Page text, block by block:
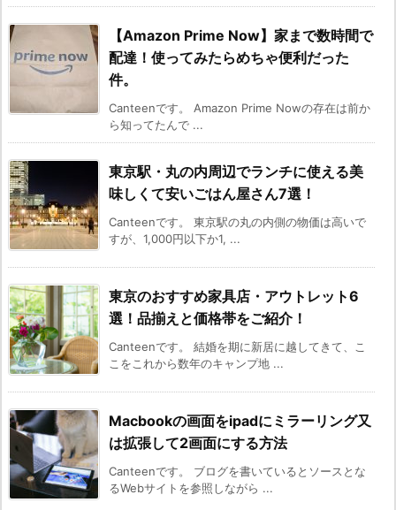
【Amazon Prime Now】家まで数時間で
配達！使ってみたらめちゃ便利だった
件。
Canteenです。 Amazon Prime Nowの存在は前か
ら知ってたんで ...
東京駅・丸の内周辺でランチに使える美
味しくて安いごはん屋さん7選！
Canteenです。 東京駅の丸の内側の物価は高いで
すが、1,000円以下か1, ...
東京のおすすめ家具店・アウトレット6
選！品揃えと価格帯をご紹介！
Canteenです。 結婚を期に新居に越してきて、こ
こをこれから数年のキャンプ地 ...
Macbookの画面をipadにミラーリング又
は拡張して2画面にする方法
Canteenです。 ブログを書いているとソースとな
るWebサイトを参照しながら ...